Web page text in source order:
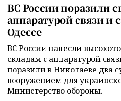
ВС России поразили
аппаратурой связи и
Одессе
ВС России нанесли
складам с аппаратурой
поразили в Николаеве два
вооружением для
Министерство обороны.